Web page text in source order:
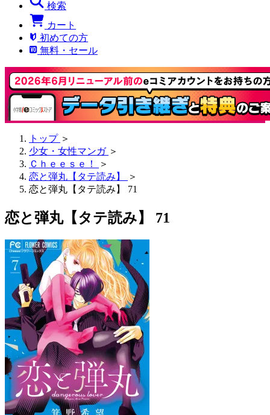
検索
カート
初めての方
無料・セール
トップ ＞
少女・女性マンガ ＞
Ｃｈｅｅｓｅ！
＞
恋と弾丸【タテ読み】
＞
恋と弾丸【タテ読み】 71
恋と弾丸【タテ読み】 71